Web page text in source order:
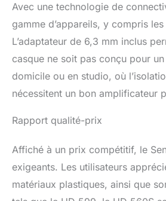
Avec une technologie de
gamme d’appareils, y compris
L’adaptateur de 6,3 mm inclus
casque ne soit pas conçu pour
domicile ou en studio, où
nécessitent un bon amplificateur
Rapport qualité-prix
Affiché à un prix compétitif, le
exigeants. Les utilisateurs
matériaux plastiques, ainsi que